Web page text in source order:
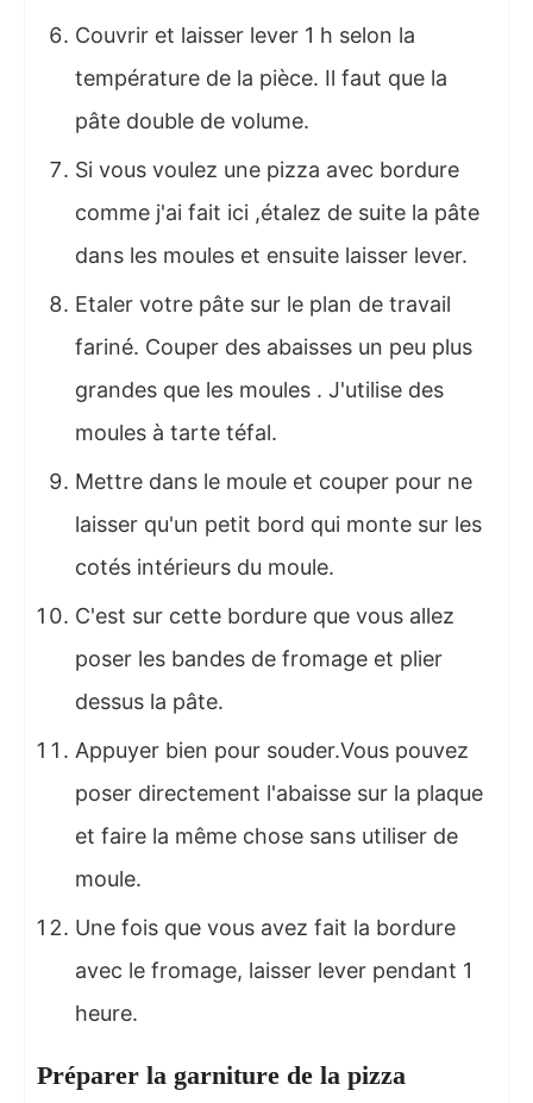
Couvrir et laisser lever 1 h selon la
température de la pièce. Il faut que la
pâte double de volume.
Si vous voulez une pizza avec bordure
comme j'ai fait ici ,étalez de suite la pâte
dans les moules et ensuite laisser lever.
Etaler votre pâte sur le plan de travail
fariné. Couper des abaisses un peu plus
grandes que les moules . J'utilise des
moules à tarte téfal.
Mettre dans le moule et couper pour ne
laisser qu'un petit bord qui monte sur les
cotés intérieurs du moule.
C'est sur cette bordure que vous allez
poser les bandes de fromage et plier
dessus la pâte.
Appuyer bien pour souder.Vous pouvez
poser directement l'abaisse sur la plaque
et faire la même chose sans utiliser de
moule.
Une fois que vous avez fait la bordure
avec le fromage, laisser lever pendant 1
heure.
Préparer la garniture de la pizza